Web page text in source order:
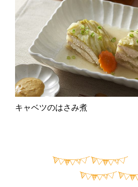
キャベツのはさみ煮